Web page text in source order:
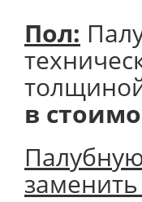
Пол:
в